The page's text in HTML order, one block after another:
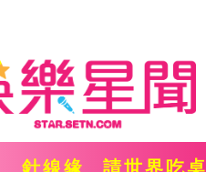
針線緣 請世界吃桌